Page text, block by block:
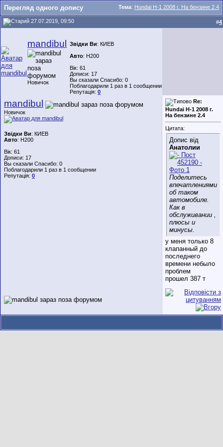
Тема: Hundai H-1 2008 г. На бензине 2.4
Перегляд одного допису
27.07.2019, 09:50 #4
mandibul
Новичок
Звідки Ви: КИЕВ
Авто: H200
Вік: 61
Дописи: 17
Вы сказали Спасибо: 0
Поблагодарили 1 раз в 1 сообщении
Репутація: 0
mandibul
Новичок
Звідки Ви: КИЕВ
Авто: H200
Вік: 61
Дописи: 17
Вы сказали Спасибо: 0
Поблагодарили 1 раз в 1 сообщении
Репутація: 0
Re:
Hundai H-1 2008 г.
На бензине 2.4
Цитата:
Допис від
Анатолии
Поделитесь
впечатлениями
об таком
автомобиле.
Как в
обслуживании ,
плюсы и
минусы.
у меня только 8
клапанный до
последнего
времени небыло
проблем
прошел 387 т